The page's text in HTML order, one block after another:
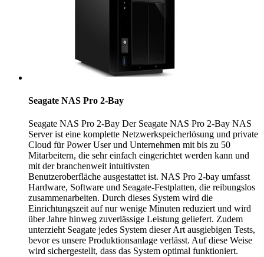
Seagate NAS Pro 2-Bay
Seagate NAS Pro 2-Bay Der Seagate NAS Pro 2-Bay NAS
Server ist eine komplette Netzwerkspeicherlösung und private
Cloud für Power User und Unternehmen mit bis zu 50
Mitarbeitern, die sehr einfach eingerichtet werden kann und
mit der branchenweit intuitivsten
Benutzeroberfläche ausgestattet ist. NAS Pro 2-bay umfasst
Hardware, Software und Seagate-Festplatten, die reibungslos
zusammenarbeiten. Durch dieses System wird die
Einrichtungszeit auf nur wenige Minuten reduziert und wird
über Jahre hinweg zuverlässige Leistung geliefert. Zudem
unterzieht Seagate jedes System dieser Art ausgiebigen Tests,
bevor es unsere Produktionsanlage verlässt. Auf diese Weise
wird sichergestellt, dass das System optimal funktioniert.